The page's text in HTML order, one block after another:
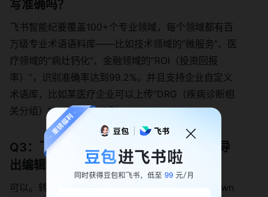
写准确吗？
飞书智能纪要覆盖100+个专业领域，每个领域都有百
万级专业术语语料库——比如技术领域的“微服务”、医
疗领域的“病灶钙化”、金融领域的“ROI（投资回报
率）”，识别准确率达到99.2%。并且支持企业自定义
术语库，比如某医疗企业可以上传“DRG（疾病诊断相
关分组）”，AI会自动识别。
Q3：飞书智能纪要的转写结果可以直接导
出编辑吗？
可以。转写结果支持导出为Word、PDF、Markdown